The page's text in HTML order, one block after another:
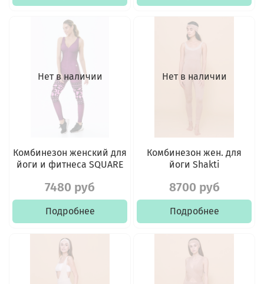
Нет в наличии
Комбинезон женский для
йоги и фитнеса SQUARE
7480 руб
Подробнее
Нет в наличии
Комбинезон жен. для
йоги Shakti
8700 руб
Подробнее